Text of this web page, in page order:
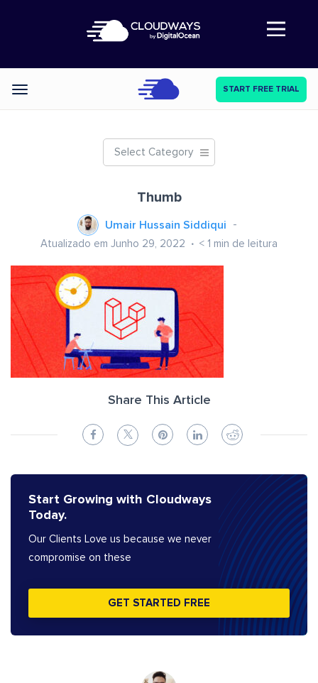
Abre a navegação
Categories START FREE TRIAL
Select Category
Thumb
Umair Hussain Siddiqui
Atualizado em Junho 29, 2022 < 1 min de leitura
Share This Article
Start Growing with Cloudways
Today.
Our Clients Love us because we never
compromise on these
GET STARTED FREE